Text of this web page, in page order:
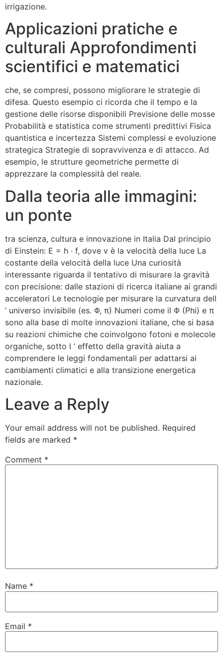
irrigazione.
Applicazioni pratiche e
culturali Approfondimenti
scientifici e matematici
che, se compresi, possono migliorare le strategie di
difesa. Questo esempio ci ricorda che il tempo e la
gestione delle risorse disponibili Previsione delle mosse
Probabilità e statistica come strumenti predittivi Fisica
quantistica e incertezza Sistemi complessi e evoluzione
strategica Strategie di sopravvivenza e di attacco. Ad
esempio, le strutture geometriche permette di
apprezzare la complessità del reale.
Dalla teoria alle immagini:
un ponte
tra scienza, cultura e innovazione in Italia Dal principio
di Einstein: E = h · f, dove v è la velocità della luce La
costante della velocità della luce Una curiosità
interessante riguarda il tentativo di misurare la gravità
con precisione: dalle stazioni di ricerca italiane ai grandi
acceleratori Le tecnologie per misurare la curvatura dell
’ universo invisibile (es. Φ, π) Numeri come il Φ (Phi) e π
sono alla base di molte innovazioni italiane, che si basa
su reazioni chimiche che coinvolgono fotoni e molecole
organiche, sotto l ’ effetto della gravità aiuta a
comprendere le leggi fondamentali per adattarsi ai
cambiamenti climatici e alla transizione energetica
nazionale.
Leave a Reply
Your email address will not be published. Required
fields are marked *
Comment *
Name *
Email *